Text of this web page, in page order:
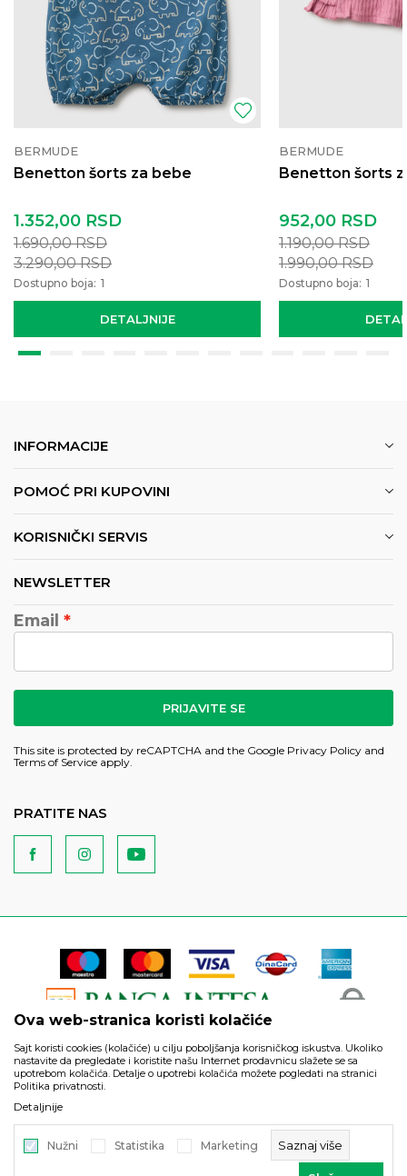
BERMUDE
Benetton šorts za bebe
DETALJNIJE
1.352,00 RSD
1.690,00RSD
3.290,00RSD
Dostupno boja: 1
BERMUDE
Benetton šorts
952,00 RSD
1.190,00RSD
1.990,00RSD
Dostupno boja: 1
INFORMACIJE
POMOĆ PRI KUPOVINI
KORISNIČKI SERVIS
NEWSLETTER
Email
PRIJAVITE SE
This site is protected by reCAPTCHA and the Google Privacy Policy and
Terms of Service apply.
PRATITE NAS
artikli prikazani na sajtu su deo naše ponude i ne podrazumeva
da su dostupni u svakom trenutku.
, IzradaNB SOFT. Sva prava
Ova web-stranica koristi kolačiće
Sajt koristi cookies (kolačiće) u cilju poboljšanja korisničkog iskustva. Ukoliko
nastavite da pregledate i koristite našu Internet prodavnicu slažete se sa
upotrebom kolačića. Detalje o upotrebi kolačića možete pogledati na stranici
Politika privatnosti.
Detaljnije
Nužni Statistika Marketing Saznaj više